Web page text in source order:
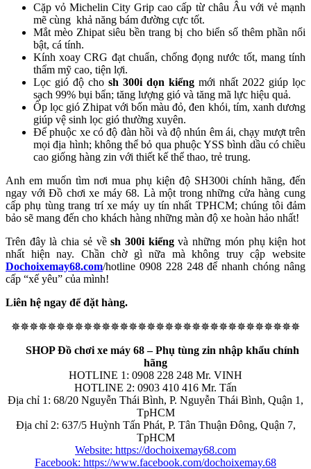
Cặp vỏ Michelin City Grip cao cấp từ châu Âu với vẻ mạnh
mẽ cùng khả năng bám đường cực tốt.
Mắt mèo Zhipat siêu bền trang bị cho biển số thêm phần nổi
bật, cá tính.
Kính xoay CRG đạt chuẩn, chống đọng nước tốt, mang tính
thẩm mỹ cao, tiện lợi.
Lọc gió độ cho sh 300i dọn kiểng mới nhất 2022 giúp lọc
sạch 99% bụi bẩn; tăng lượng gió và tăng mã lực hiệu quả.
Ốp lọc gió Zhipat với bốn màu đỏ, đen khói, tím, xanh dương
giúp vệ sinh lọc gió thường xuyên.
Để phuộc xe có độ đàn hồi và độ nhún êm ái, chạy mượt trên
mọi địa hình; không thể bỏ qua phuộc YSS bình dầu có chiều
cao giống hàng zin với thiết kế thể thao, trẻ trung.
Anh em muốn tìm nơi mua phụ kiện độ SH300i chính hãng, đến
ngay với Đồ chơi xe máy 68. Là một trong những cửa hàng cung
cấp phụ tùng trang trí xe máy uy tín nhất TPHCM; chúng tôi đảm
bảo sẽ mang đến cho khách hàng những màn độ xe hoàn hảo nhất!
Trên đây là chia sẻ vềsh 300i kiểngvà những món phụ kiện hot
nhất hiện nay. Chần chờ gì nữa mà không truy cập website
Dochoixemay68.com/hotline 0908 228 248 để nhanh chóng nâng
cấp “xế yêu” của mình!
Liên hệ ngay để đặt hàng.
✵✵✵✵✵✵✵✵✵✵✵✵✵✵✵✵✵✵✵✵✵✵✵✵✵✵✵✵✵✵✵✵
SHOP Đồ chơi xe máy 68 – Phụ tùng zin nhập khẩu chính
hãng
HOTLINE 1: 0908 228 248 Mr. VINH
HOTLINE 2: 0903 410 416 Mr. Tấn
Địa chỉ 1: 68/20 Nguyễn Thái Bình, P. Nguyễn Thái Bình, Quận 1,
TpHCM
Địa chỉ 2: 637/5 Huỳnh Tấn Phát, P. Tân Thuận Đông, Quận 7,
TpHCM
Website: https://dochoixemay68.com
Facebook: https://www.facebook.com/dochoixemay.68